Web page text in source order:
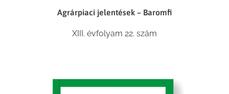
Agrárpiaci jelentések – Baromfi
XIII. évfolyam 22. szám